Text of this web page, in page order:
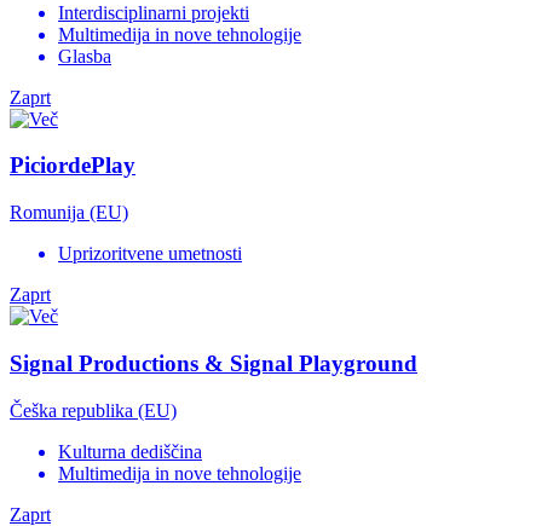
Interdisciplinarni projekti
Multimedija in nove tehnologije
Glasba
Zaprt
PiciordePlay
Romunija (EU)
Uprizoritvene umetnosti
Zaprt
Signal Productions & Signal Playground
Češka republika (EU)
Kulturna dediščina
Multimedija in nove tehnologije
Zaprt